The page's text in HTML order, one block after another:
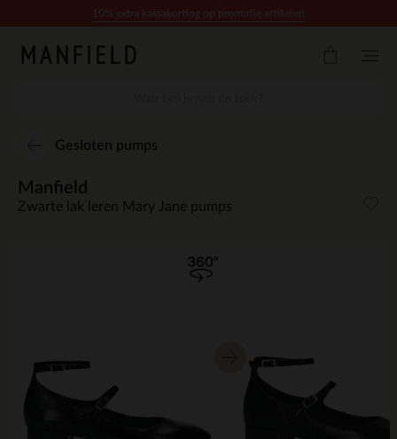
Gesloten pumps
Manfield
Zwarte lak leren Mary Jane pumps